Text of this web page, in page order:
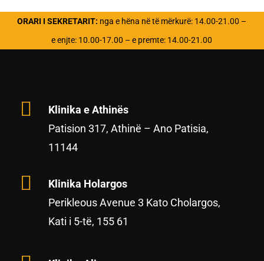
ORARI I SEKRETARIT: nga e hëna në të mërkurë: 14.00-21.00 –
e enjte: 10.00-17.00 – e premte: 14.00-21.00
Klinika e Athinës
Patision 317, Athinë – Ano Patisia,
11144
Klinika Holargos
Perikleous Avenue 3 Kato Cholargos,
Kati i 5-të, 155 61